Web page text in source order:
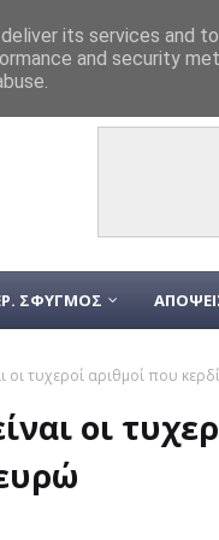
που συμμετείχε
ΣΦΥΓΜΟΣ
οι τυχεροί αριθμοί που
οι
its services and
and security